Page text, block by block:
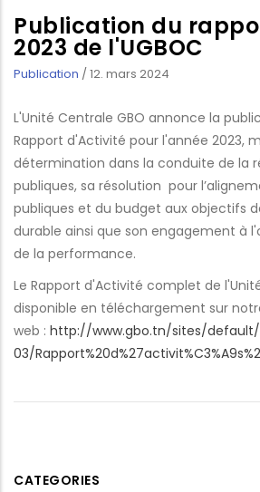
Publication du
2023 de l'UGBOC
Publication / 12. mars 2024
L'Unité Centrale GBO annonce la
Rapport d'Activité pour l'année 2023,
détermination dans la conduite de la
publiques, sa résolution pour
publiques et du budget aux objectifs
durable ainsi que son engagement à
de la performance.
Le Rapport d'Activité complet de
disponible en téléchargement sur
web : http://www.gbo.tn/sites/
03/Rapport%
CATEGORIES